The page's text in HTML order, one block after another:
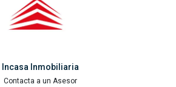
Incasa Inmobiliaria
Contacta a un Asesor